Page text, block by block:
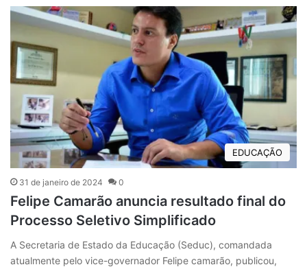
EDUCAÇÃO
31 de janeiro de 2024 0
Felipe Camarão anuncia resultado final do
Processo Seletivo Simplificado
A Secretaria de Estado da Educação (Seduc), comandada
atualmente pelo vice-governador Felipe camarão, publicou,